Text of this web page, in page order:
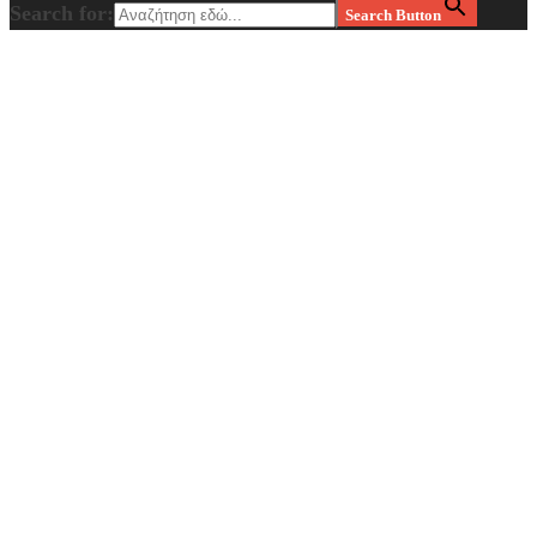
Search for: Search Button